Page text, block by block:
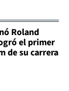
Roland
el primer
de su carrera